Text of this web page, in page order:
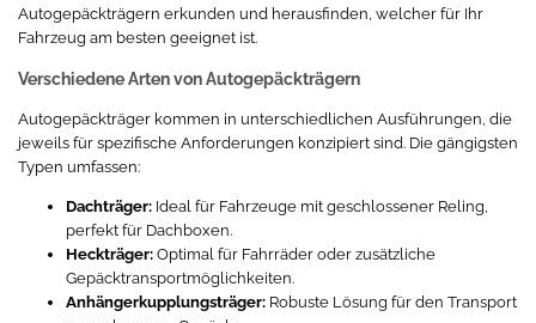
Autogepäckträgern erkunden und herausfinden, welcher für Ihr
Fahrzeug am besten geeignet ist.
Verschiedene Arten von Autogepäckträgern
Autogepäckträger kommen in unterschiedlichen Ausführungen, die
jeweils für spezifische Anforderungen konzipiert sind. Die gängigsten
Typen umfassen:
Dachträger: Ideal für Fahrzeuge mit geschlossener Reling,
perfekt für Dachboxen.
Heckträger: Optimal für Fahrräder oder zusätzliche
Gepäcktransportmöglichkeiten.
Anhängerkupplungsträger: Robuste Lösung für den Transport